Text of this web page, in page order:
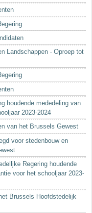
Landschappen - Oproep tot
houdende mededeling van
2023-2024
van het Brussels Gewest
voor stedenbouw en
Regering houdende
voor het schooljaar 2023-
Brussels Hoofdstedelijk